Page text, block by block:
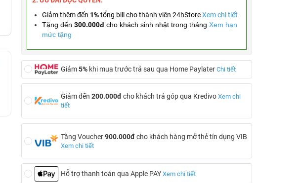
Giảm thêm đến 1%tổng bill cho thành viên 24hStoreXem chi tiết
Tặng đến 300.000đcho khách sinh nhật trong tháng Xem hạn
mức tặng
Giảm5%khi mua trước trả sau qua Home Paylater Chi tiết
Giảm đến 200.000đcho khách trả góp qua Kredivo Xem chi
tiết
Tặng Voucher900.000đcho khách hàng mở thẻ tín dụng VIB
Xem chi tiết
Hỗ trợ thanh toán qua Apple PAY Xem chi tiết